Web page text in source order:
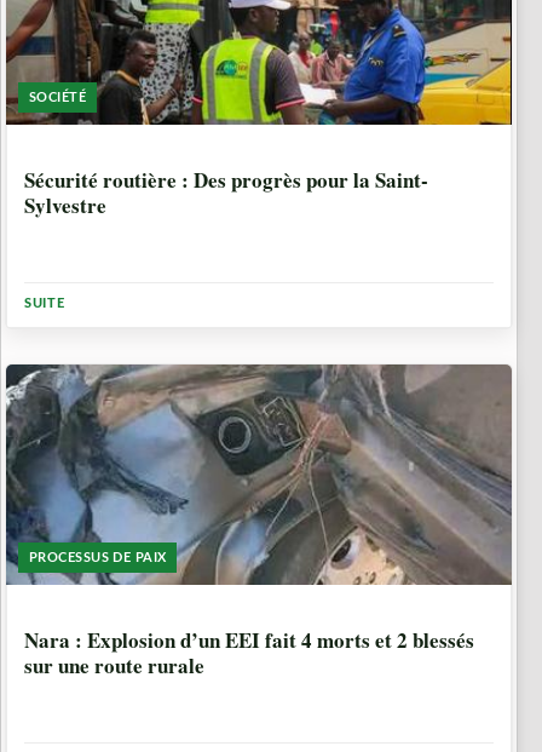
SOCIÉTÉ
Sécurité routière : Des progrès pour la Saint-
Sylvestre
SUITE
PROCESSUS DE PAIX
Nara : Explosion d’un EEI fait 4 morts et 2 blessés
sur une route rurale